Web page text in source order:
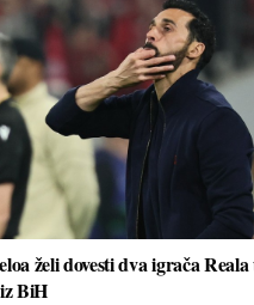
želi dovesti dva igrača
BiH